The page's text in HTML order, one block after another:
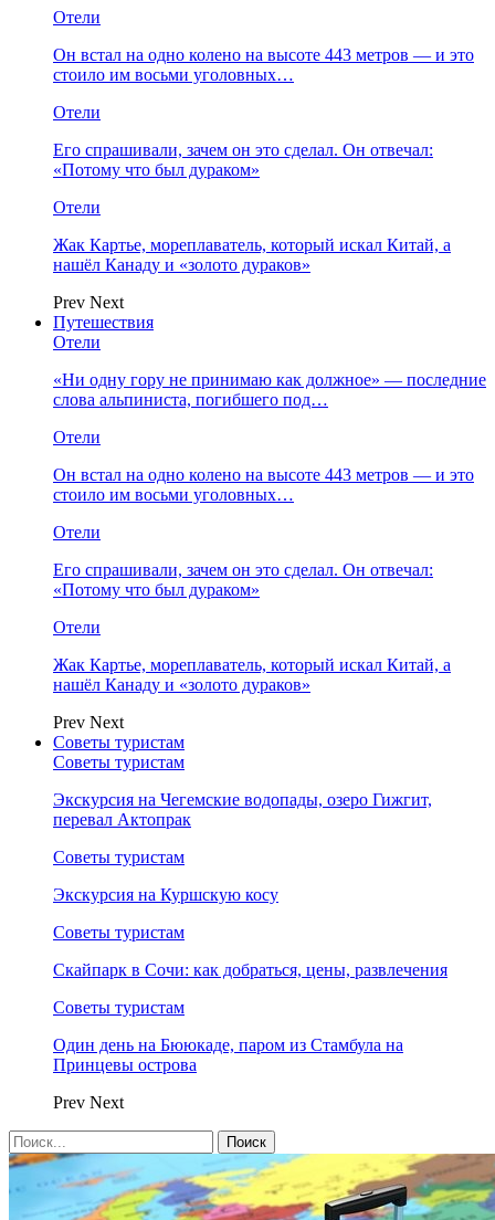
Отели
Он встал на одно колено на высоте 443 метров — и это
стоило им восьми уголовных…
Отели
Его спрашивали, зачем он это сделал. Он отвечал:
«Потому что был дураком»
Отели
Жак Картье, мореплаватель, который искал Китай, а
нашёл Канаду и «золото дураков»
Prev Next
Путешествия
Отели
«Ни одну гору не принимаю как должное» — последние
слова альпиниста, погибшего под…
Отели
Он встал на одно колено на высоте 443 метров — и это
стоило им восьми уголовных…
Отели
Его спрашивали, зачем он это сделал. Он отвечал:
«Потому что был дураком»
Отели
Жак Картье, мореплаватель, который искал Китай, а
нашёл Канаду и «золото дураков»
Prev Next
Советы туристам
Советы туристам
Экскурсия на Чегемские водопады, озеро Гижгит,
перевал Актопрак
Советы туристам
Экскурсия на Куршскую косу
Советы туристам
Скайпарк в Сочи: как добраться, цены, развлечения
Советы туристам
Один день на Бююкаде, паром из Стамбула на
Принцевы острова
Prev Next